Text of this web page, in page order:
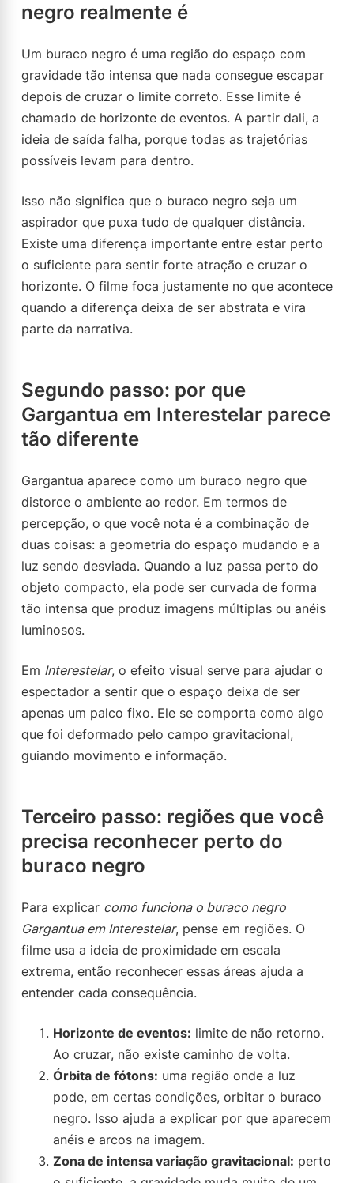
negro realmente é
Um buraco negro é uma região do espaço com
gravidade tão intensa que nada consegue escapar
depois de cruzar o limite correto. Esse limite é
chamado de horizonte de eventos. A partir dali, a
ideia de saída falha, porque todas as trajetórias
possíveis levam para dentro.
Isso não significa que o buraco negro seja um
aspirador que puxa tudo de qualquer distância.
Existe uma diferença importante entre estar perto
o suficiente para sentir forte atração e cruzar o
horizonte. O filme foca justamente no que acontece
quando a diferença deixa de ser abstrata e vira
parte da narrativa.
Segundo passo: por que
Gargantua em Interestelar parece
tão diferente
Gargantua aparece como um buraco negro que
distorce o ambiente ao redor. Em termos de
percepção, o que você nota é a combinação de
duas coisas: a geometria do espaço mudando e a
luz sendo desviada. Quando a luz passa perto do
objeto compacto, ela pode ser curvada de forma
tão intensa que produz imagens múltiplas ou anéis
luminosos.
Em Interestelar, o efeito visual serve para ajudar o
espectador a sentir que o espaço deixa de ser
apenas um palco fixo. Ele se comporta como algo
que foi deformado pelo campo gravitacional,
guiando movimento e informação.
Terceiro passo: regiões que você
precisa reconhecer perto do
buraco negro
Para explicar como funciona o buraco negro
Gargantua em Interestelar, pense em regiões. O
filme usa a ideia de proximidade em escala
extrema, então reconhecer essas áreas ajuda a
entender cada consequência.
Horizonte de eventos: limite de não retorno.
Ao cruzar, não existe caminho de volta.
Órbita de fótons: uma região onde a luz
pode, em certas condições, orbitar o buraco
negro. Isso ajuda a explicar por que aparecem
anéis e arcos na imagem.
Zona de intensa variação gravitacional: perto